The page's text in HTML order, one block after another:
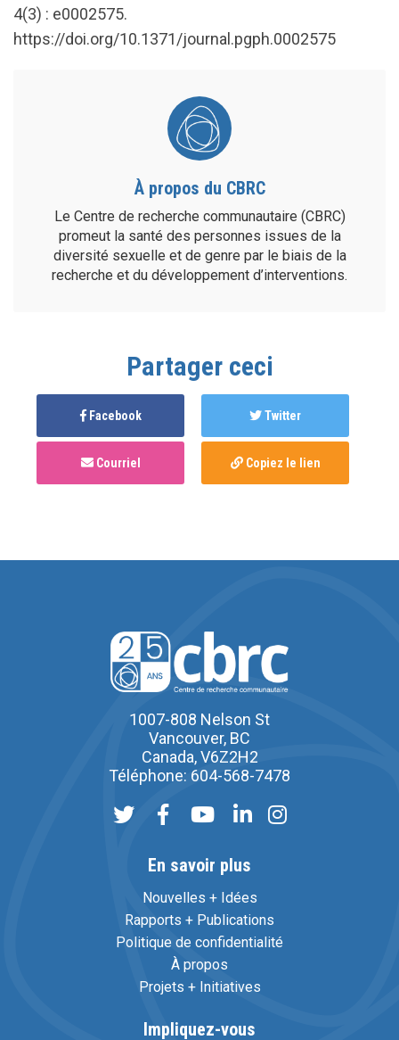
4(3) : e0002575.
https://doi.org/10.1371/journal.pgph.0002575
À propos du CBRC
Le Centre de recherche communautaire (CBRC)
promeut la santé des personnes issues de la
diversité sexuelle et de genre par le biais de la
recherche et du développement d’interventions.
Partager ceci
Facebook Twitter
Courriel Copiez le lien
1007-808 Nelson St
Vancouver, BC
Canada, V6Z2H2
Téléphone: 604-568-7478
En savoir plus
Nouvelles + Idées
Rapports + Publications
Politique de confidentialité
À propos
Projets + Initiatives
Impliquez-vous